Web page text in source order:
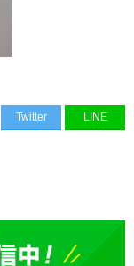
Twitter LINE